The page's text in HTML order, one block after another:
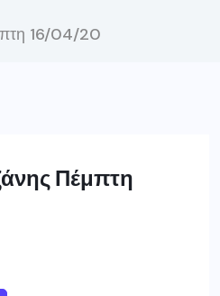
16/04/20
Πέμπτη